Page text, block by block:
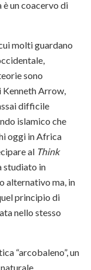
un coacervo di
molti guardano
sono
Arrow,
difficile
islamico che
oggi in Africa
al Think
studiato in
alternativo ma, in
principio di
nello stesso
“arcobaleno”, un
naturale